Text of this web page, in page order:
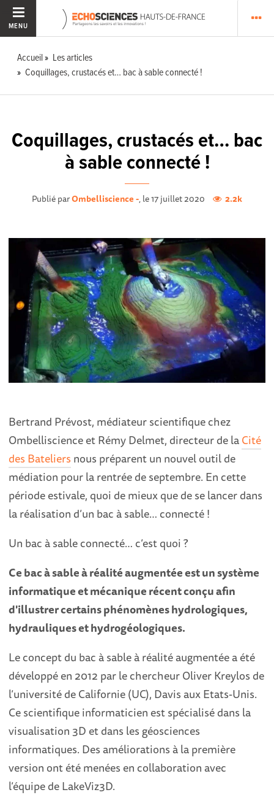
MENU
Accueil
Les articles
Coquillages, crustacés et… bac à sable connecté !
Coquillages, crustacés et… bac
à sable connecté !
Publié parOmbelliscience -, le 17 juillet 2020 2.2k
Bertrand Prévost, médiateur scientifique chez
Ombelliscience et Rémy Delmet, directeur de laCité
des Bateliers nous préparent un nouvel outil de
médiation pour la rentrée de septembre. En cette
période estivale, quoi de mieux que de se lancer dans
la réalisation d’un bac à sable… connecté !
Un bac à sable connecté… c’est quoi ?
Ce bac à sable à réalité augmentée est un système
informatique et mécanique récent conçu afin
d'illustrer certains phénomènes hydrologiques,
hydrauliques et hydrogéologiques.
Le concept du bac à sable à réalité augmentée a été
développé en 2012 par le chercheur Oliver Kreylos de
l’université de Californie (UC), Davis aux Etats-Unis.
Ce scientifique informaticien est spécialisé dans la
visualisation 3D et dans les géosciences
informatiques. Des améliorations à la première
version ont été menées en collaboration avec
l’équipe de LakeViz3D.